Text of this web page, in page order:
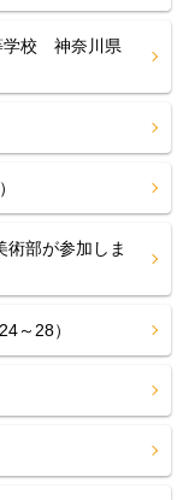
学校 神奈川県
術部が参加しま
～28）